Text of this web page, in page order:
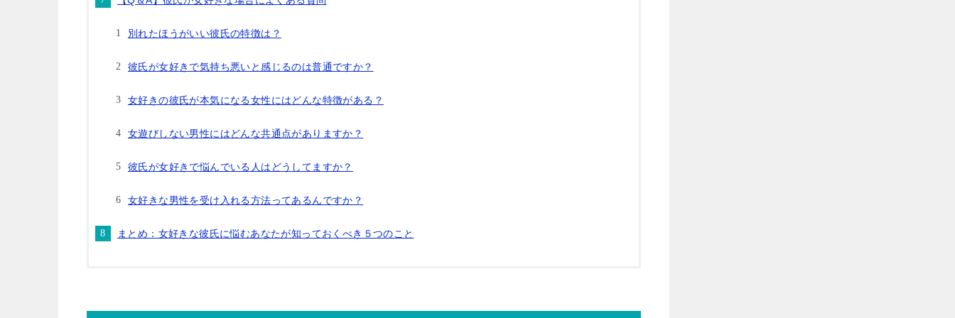
別れたほうがいい彼氏の特徴は？
彼氏が女好きで気持ち悪いと感じるのは普通ですか？
女好きの彼氏が本気になる女性にはどんな特徴がある？
女遊びしない男性にはどんな共通点がありますか？
彼氏が女好きで悩んでいる人はどうしてますか？
女好きな男性を受け入れる方法ってあるんですか？
まとめ：女好きな彼氏に悩むあなたが知っておくべき５つのこと